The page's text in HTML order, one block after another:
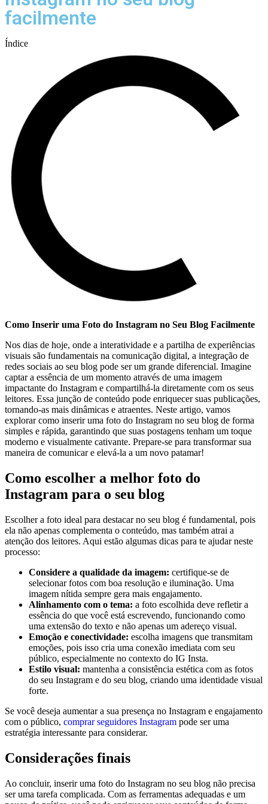
facilmente
Índice
Como Inserir uma⁤ Foto do​ Instagram no Seu ‍Blog Facilmente
Nos dias de hoje, onde⁢ a interatividade ⁣e a partilha de ⁤experiências
visuais são fundamentais na comunicação digital, a‍ integração de
redes sociais ao seu blog pode ser um‌ grande diferencial. Imagine
captar a essência de um momento através de uma imagem
impactante do Instagram ‍e compartilhá-la diretamente com os seus
⁤leitores. Essa junção de⁤ conteúdo pode enriquecer suas publicações,
tornando-as mais dinâmicas e atraentes. Neste artigo, vamos
explorar como inserir uma foto do Instagram‍ no seu ‍blog de⁣ forma
simples e rápida, garantindo que suas postagens tenham um ⁣toque
moderno ‌e visualmente cativante.⁣ Prepare-se⁣ para transformar sua ​
maneira de comunicar e elevá-la​ a um​ novo patamar!
Como escolher a melhor foto do
Instagram ‍para o‍ seu blog
Escolher a foto ideal para⁤ destacar no seu blog é fundamental, pois
ela não ‌apenas complementa o conteúdo, mas também atrai a
atenção dos‍ leitores. Aqui estão algumas dicas para te ajudar neste
processo:
Considere a ‌qualidade da imagem: certifique-se ‌de
selecionar‌ fotos com boa resolução e iluminação. Uma
imagem nítida sempre gera mais engajamento.
Alinhamento ⁤com o tema: a‍ foto escolhida ⁤deve refletir ⁣a
essência do que você ⁣está escrevendo, ‌funcionando como
uma⁤ extensão do texto e não apenas um adereço visual.
Emoção e conectividade: escolha imagens que transmitam
emoções, pois isso cria uma conexão imediata com seu
público, especialmente no contexto do IG Insta.
Estilo‌ visual: mantenha a consistência estética com as fotos
do seu ⁤Instagram e do seu blog, ⁢criando uma identidade visual
forte.
Se você deseja ​aumentar ​a sua presença no Instagram e engajamento
com⁢ o público, comprar seguidores Instagram pode ser uma
estratégia⁤ interessante para considerar.
Considerações finais
Ao concluir, inserir uma foto do Instagram ⁣no seu blog não precisa
ser uma tarefa complicada. ⁢Com as ferramentas adequadas e um